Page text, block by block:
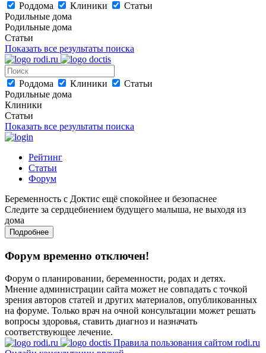
Роддома Клиники
Статьи
Родильные дома
Родильные дома
Статьи
Показать все результаты поиска
Роддома Клиники
Статьи
Родильные дома
Клиники
Статьи
Показать все результаты поиска
Рейтинг
Статьи
Форум
Беременность с Доктис ещё спокойнее и безопаснее
Следите за сердцебиением будущего малыша, не выходя из
дома
Подробнее
Форум временно отключен!
Форум о планировании, беременности, родах и детях.
Мнение администрации сайта может не совпадать с точкой
зрения авторов статей и других материалов, опубликованных
на форуме. Только врач на очной консультации может решать
вопросы здоровья, ставить диагноз и назначать
соответствующее лечение.
Правила пользования сайтом rodi.ru